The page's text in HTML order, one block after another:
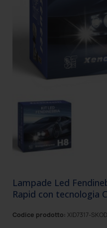
Lampade Led
Rapid con tecnologia
Codice prodotto: XID7317-